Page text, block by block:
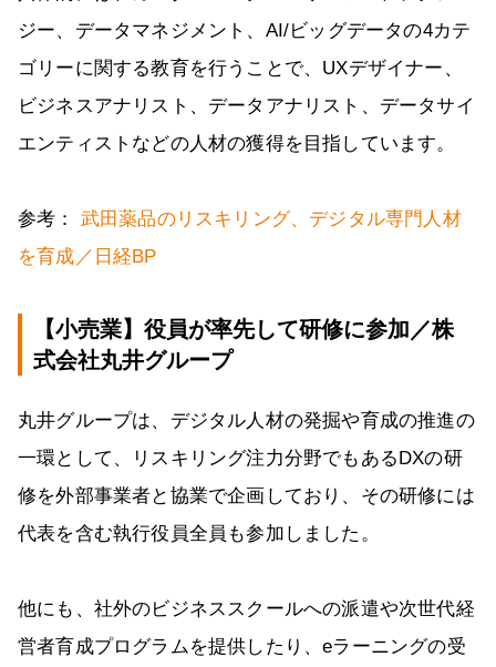
ジー、データマネジメント、AI/ビッグデータの4カテ
ゴリーに関する教育を行うことで、UXデザイナー、
ビジネスアナリスト、データアナリスト、データサイ
エンティストなどの人材の獲得を目指しています。
参考：
武田薬品のリスキリング、デジタル専門人材
を育成／日経BP
【小売業】役員が率先して研修に参加／株
式会社丸井グループ
丸井グループは、デジタル人材の発掘や育成の推進の
一環として、リスキリング注力分野でもあるDXの研
修を外部事業者と協業で企画しており、その研修には
代表を含む執行役員全員も参加しました。
他にも、社外のビジネススクールへの派遣や次世代経
営者育成プログラムを提供したり、eラーニングの受